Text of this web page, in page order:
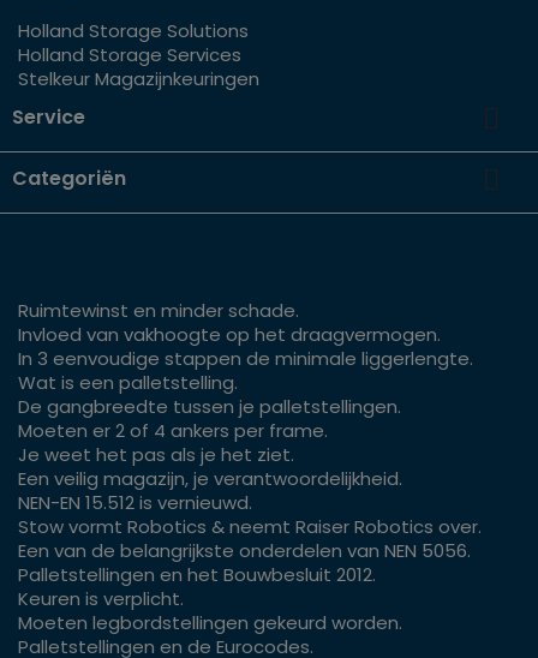
Holland Storage Solutions
Holland Storage Services
Stelkeur Magazijnkeuringen
Service 
Categoriën 
Ruimtewinst en minder schade.
Invloed van vakhoogte op het draagvermogen.
In 3 eenvoudige stappen de minimale liggerlengte.
Wat is een palletstelling.
De gangbreedte tussen je palletstellingen.
Moeten er 2 of 4 ankers per frame.
Je weet het pas als je het ziet.
Een veilig magazijn, je verantwoordelijkheid.
NEN-EN 15.512 is vernieuwd.
Stow vormt Robotics & neemt Raiser Robotics over.
Een van de belangrijkste onderdelen van NEN 5056.
Palletstellingen en het Bouwbesluit 2012.
Keuren is verplicht.
Moeten legbordstellingen gekeurd worden.
Palletstellingen en de Eurocodes.